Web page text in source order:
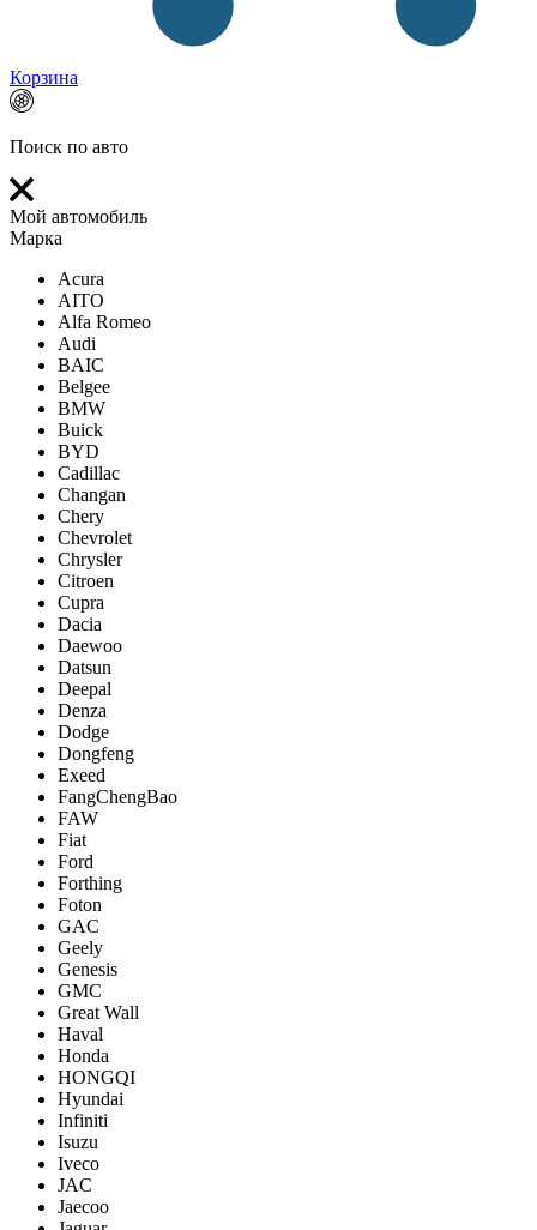
Корзина
Поиск по авто
Мой автомобиль
Марка
Acura
AITO
Alfa Romeo
Audi
BAIC
Belgee
BMW
Buick
BYD
Cadillac
Changan
Chery
Chevrolet
Chrysler
Citroen
Cupra
Dacia
Daewoo
Datsun
Deepal
Denza
Dodge
Dongfeng
Exeed
FangChengBao
FAW
Fiat
Ford
Forthing
Foton
GAC
Geely
Genesis
GMC
Great Wall
Haval
Honda
HONGQI
Hyundai
Infiniti
Isuzu
Iveco
JAC
Jaecoo